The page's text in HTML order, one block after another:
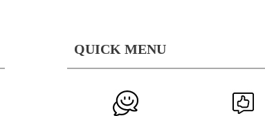
QUICK MENU